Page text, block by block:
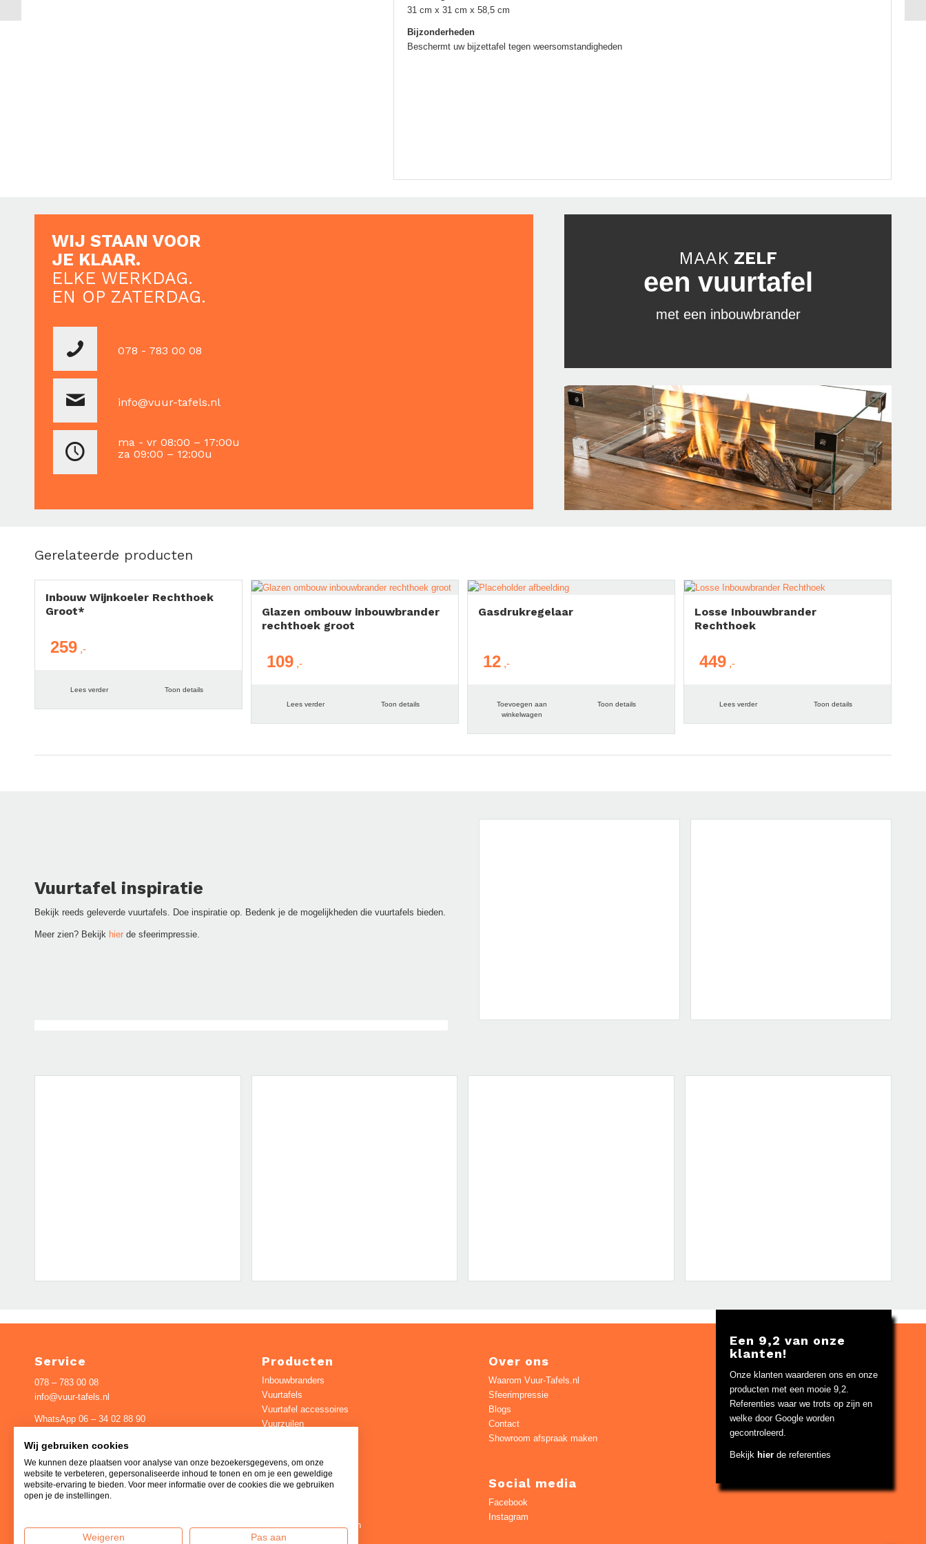
31 cm x 31 cm x 58,5 cm
Bijzonderheden
Beschermt uw bijzettafel tegen weersomstandigheden
WIJ STAAN VOOR
JE KLAAR.
ELKE WERKDAG.
EN OP ZATERDAG.
078 - 783 00 08
info@vuur-tafels.nl
ma - vr 08:00 – 17:00u
za 09:00 – 12:00u
MAAK ZELF
een vuurtafel
met een inbouwbrander
Gerelateerde producten
Inbouw Wijnkoeler Rechthoek
Groot*
259
Lees verder Toon details
Glazen ombouw inbouwbrander
rechthoek groot
109
Lees verder Toon details
Gasdrukregelaar
12
Toevoegen aan
winkelwagen
Toon details
Losse Inbouwbrander
Rechthoek
449
Lees verder Toon details
Vuurtafel inspiratie
Bekijk reeds geleverde vuurtafels. Doe inspiratie op. Bedenk je de mogelijkheden die vuurtafels bieden.
Meer zien? Bekijk hier de sfeerimpressie.
Service
078 – 783 00 08
info@vuur-tafels.nl
WhatsApp 06 – 34 02 88 90
Pieter Zeemanweg 16
Openingstijden:
Werkdagen 8:00 – 17:00, zaterdag van 9:00
Producten
Inbouwbranders
Vuurtafels
Vuurtafel accessoires
Vuurzuilen
Pizza-ovens
Glowbus®
Elektrische sfeerhaarden
Warmtekussens
Over ons
Waarom Vuur-Tafels.nl
Sfeerimpressie
Blogs
Contact
Showroom afspraak maken
Social media
Facebook
Instagram
Een 9,2 van onze
klanten!
Onze klanten waarderen ons en onze
producten met een mooie 9,2.
Referenties waar we trots op zijn en
welke door Google worden
gecontroleerd.
Bekijk hierde referenties
Wij gebruiken cookies
We kunnen deze plaatsen voor analyse van onze bezoekersgegevens, om onze
website te verbeteren, gepersonaliseerde inhoud te tonen en om je een geweldige
website-ervaring te bieden. Voor meer informatie over de cookies die we gebruiken
open je de instellingen.
Weigeren Pas aan